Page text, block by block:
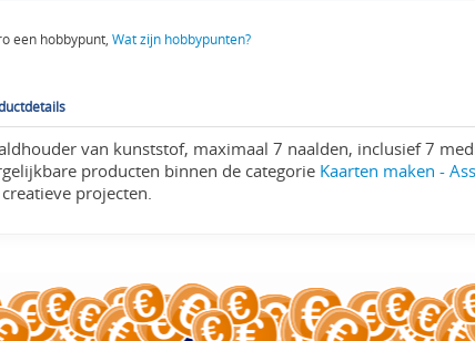
een hobbypunt,Wat zijn hobbypunten?
van kunststof, maximaal 7 naalden, inclusief 7
producten binnen de categorie Kaarten maken -
projecten.